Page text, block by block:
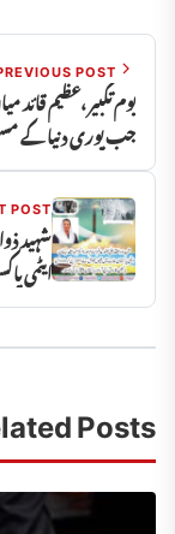
POST
یوم تکبیر ،عظیم قائد
جب پوری دنیا کے
میاں محمد حنیف
POST
شہید
ایٹمی
Posts